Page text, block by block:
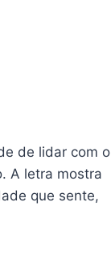
de lidar com o
A letra mostra
que sente,